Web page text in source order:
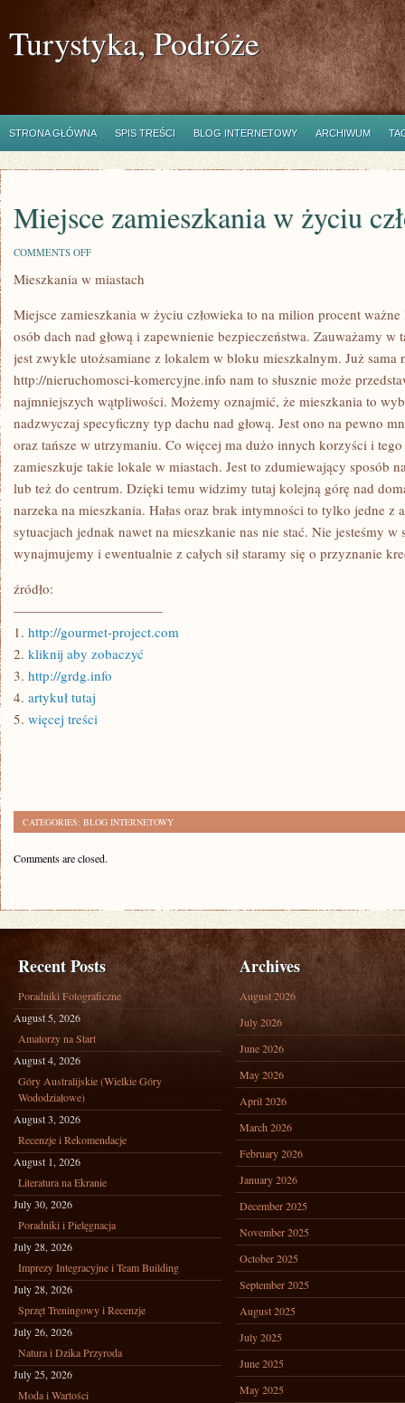
Turystyka, Podróże
STRONA GŁÓWNA SPIS TREŚCI BLOG INTERNETOWY ARCHIWUM
Miejsce zamieszkania w życiu
COMMENTS OFFON
ZAMIESZKANIA
CZŁOWIEKA
Mieszkania w miastach
Miejsce zamieszkania w życiu człowieka to na milion procent
osób dach nad głową i zapewnienie bezpieczeństwa. Zauważamy w
jest zwykle utożsamiane z lokalem w bloku mieszkalnym. Już sama
http://nieruchomosci-komercyjne.info nam to słusznie może
najmniejszych wątpliwości. Możemy oznajmić, że mieszkania to
nadzwyczaj specyficzny typ dachu nad głową. Jest ono na pewno
oraz tańsze w utrzymaniu. Co więcej ma dużo innych korzyści i
zamieszkuje takie lokale w miastach. Jest to zdumiewający sposób
lub też do centrum. Dzięki temu widzimy tutaj kolejną górę nad
narzeka na mieszkania. Hałas oraz brak intymności to tylko jedne z
sytuacjach jednak nawet na mieszkanie nas nie stać. Nie jesteśmy w
wynajmujemy i ewentualnie z całych sił staramy się o przyznanie
źródło:
———————————
1. http://gourmet-project.com
2. kliknij aby zobaczyć
3. http://grdg.info
4. artykuł tutaj
5. więcej treści
CATEGORIES: BLOG INTERNETOWY
Comments are closed.
Recent Posts
Poradniki Fotograficzne
August 5, 2026
Amatorzy na Start
August 4, 2026
Góry Australijskie (Wielkie Góry
Wododziałowe)
August 3, 2026
Recenzje i Rekomendacje
August 1, 2026
Literatura na Ekranie
July 30, 2026
Poradniki i Pielęgnacja
July 28, 2026
Imprezy Integracyjne i Team Building
July 28, 2026
Sprzęt Treningowy i Recenzje
July 26, 2026
Natura i Dzika Przyroda
July 25, 2026
Moda i Wartości
Archives
August 2026
July 2026
June 2026
May 2026
April 2026
March 2026
February 2026
January 2026
December 2025
November 2025
October 2025
September 2025
August 2025
July 2025
June 2025
May 2025